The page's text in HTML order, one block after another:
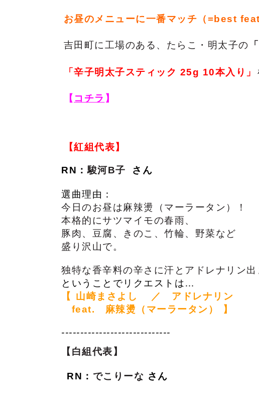
お昼のメニューに一番マッチ（=best
吉田町に工場のある、たらこ・明太子の
「辛子明太子スティック 25g 10本入り 」
【 コチラ 】
【紅組代表】
RN：駿河B子 さん
選曲理由：
今日のお昼は麻辣燙（マーラータン）！
本格的にサツマイモの春雨、
豚肉、豆腐、きのこ、竹輪、野菜など
盛り沢山で。
独特な香辛料の辛さに汗とアドレナリン
ということでリクエストは…
【
山崎まさよし　 ／　アドレナリン
feat.　麻辣燙（マーラータン）
】
-----------------------------
【白組代表】
RN ： でこりーな さん